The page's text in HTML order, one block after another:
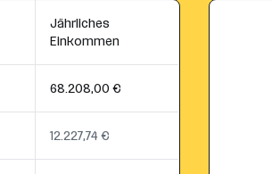
Jährliches
Einkommen
68.208,00 €
12.227,74 €